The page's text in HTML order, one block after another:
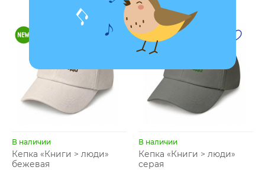
В наличии
Кепка «Книги > люди»
бежевая
В наличии
Кепка «Книги > люди»
серая